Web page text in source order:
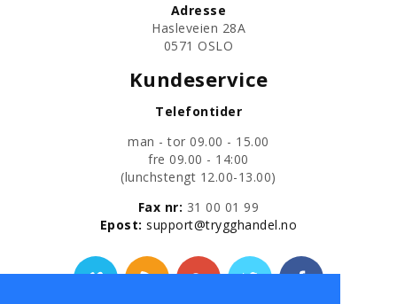
Adresse
Hasleveien 28A
0571 OSLO
Kundeservice
Telefontider
man - tor 09.00 - 15.00
fre 09.00 - 14:00
​(lunchstengt 12.00-13.00)
Fax nr: 31 00 01 99
​Epost:support@trygghandel.no